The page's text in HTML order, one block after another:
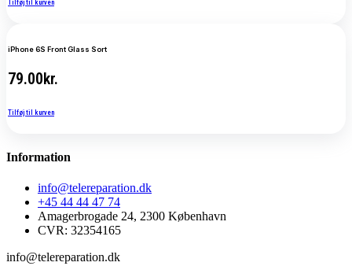
Tilføj til kurven
iPhone 6S Front Glass Sort
79.00kr.
Tilføj til kurven
Information
info@telereparation.dk
+45 44 44 47 74
Amagerbrogade 24, 2300 København
CVR: 32354165
info@telereparation.dk